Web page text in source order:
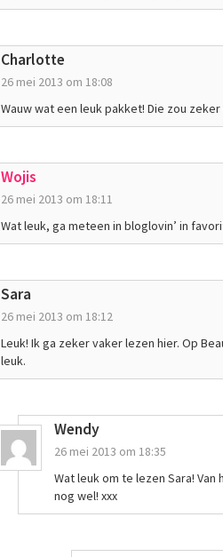
Charlotte
26 mei 2013 om 18:08
Wauw wat een leuk pakket! Die zou
Wojis
26 mei 2013 om 18:11
Wat leuk, ga meteen in bloglovin’ in
Sara
26 mei 2013 om 18:12
Leuk! Ik ga zeker vaker lezen hier. Op
leuk.
Wendy
26 mei 2013 om 18:35
Wat leuk om te lezen Sara!
nog wel! xxx